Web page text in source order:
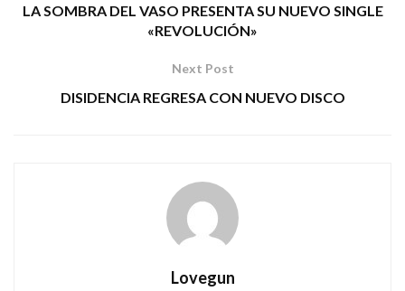
LA SOMBRA DEL VASO PRESENTA SU NUEVO SINGLE
«REVOLUCIÓN»
Next Post
DISIDENCIA REGRESA CON NUEVO DISCO
Lovegun